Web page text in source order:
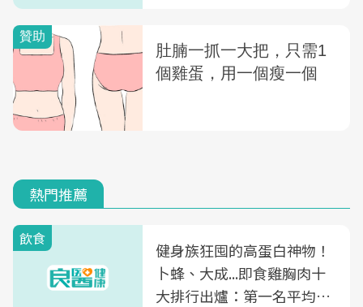
熱門推薦
飲食
健身族狂囤的高蛋白神物！
卜蜂、大成...即食雞胸肉十
大排行出爐：第一名平均一